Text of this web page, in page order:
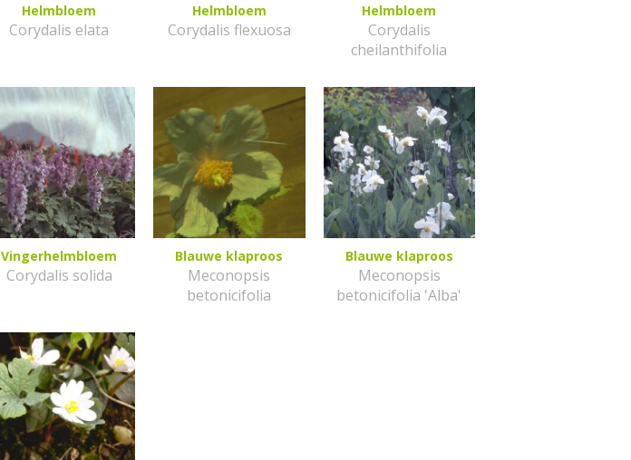
Helmbloem
Corydalis elata
Helmbloem
Corydalis flexuosa
Helmbloem
Corydalis
cheilanthifolia
Vingerhelmbloem
Corydalis solida
Blauwe klaproos
Meconopsis
betonicifolia
Blauwe klaproos
Meconopsis
betonicifolia 'Alba'